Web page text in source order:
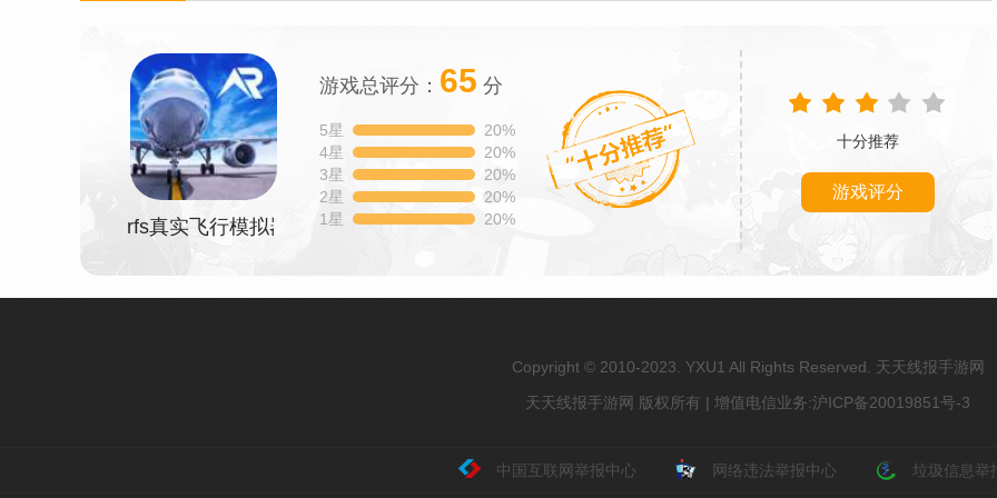
rfs真实飞行模拟器pro2023最新版
游戏总评分： 65 分
5星
20%
4星
20%
3星
20%
2星
20%
1星
20%
十分推荐
游戏评分
Copyright © 2010-2023. YXU1 All Rights Reserved. 天天线报手游网
天天线报手游网 版权所有 | 增值电信业务:沪ICP备20019851号-3
中国互联网举报中心 网络违法举报中心 垃圾信息举